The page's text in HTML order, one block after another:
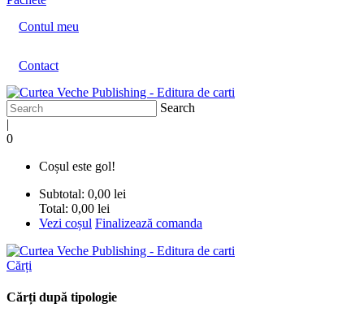
Contul meu
Contact
Search
|
0
Coșul este gol!
Subtotal: 0,00 lei
Total: 0,00 lei
Vezi coșul Finalizează comanda
Cărți
Cărți după tipologie